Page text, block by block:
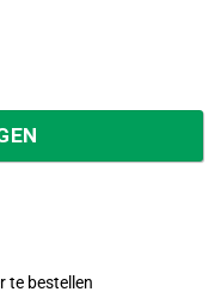
3,5x35 mm
te bestellen